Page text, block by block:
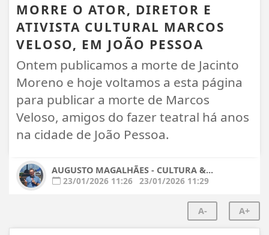
MORRE O ATOR, DIRETOR E
ATIVISTA CULTURAL MARCOS
VELOSO, EM JOÃO PESSOA
Ontem publicamos a morte de Jacinto
Moreno e hoje voltamos a esta página
para publicar a morte de Marcos
Veloso, amigos do fazer teatral há anos
na cidade de João Pessoa.
AUGUSTO MAGALHÃES - CULTURA &...
23/01/2026 11:26 23/01/2026 11:29
A- A+